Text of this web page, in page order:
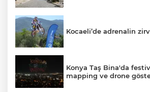
Kocaeli’de adrenalin
Konya Taş Bina'da
mapping ve drone